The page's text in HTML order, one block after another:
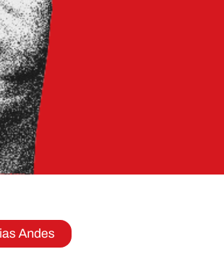
Andes